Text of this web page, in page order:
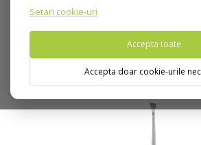
Setari cookie-uri
Accepta toate
Accepta doar cookie-urile
1R cod 653/11
Nu puteti plasa comenzi din tara din care
(United States).